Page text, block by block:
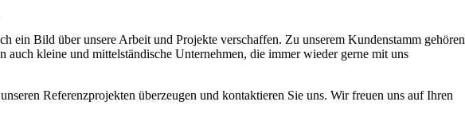
ein Bild über unsere Arbeit und Projekte verschaffen. Zu unserem Kundenstamm gehören
auch kleine und mittelständische Unternehmen, die immer wieder gerne mit uns
Referenzprojekten überzeugen und kontaktieren Sie uns. Wir freuen uns auf Ihren